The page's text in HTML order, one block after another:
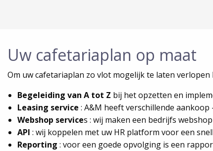
Uw cafetariaplan op maat
Om uw cafetariaplan zo vlot mogelijk te laten
Begeleiding van A tot Z bij het opzetten en
Leasing service : A&M heeft verschillende
Webshop services : wij maken een bedrijfs
API : wij koppelen met uw HR platform voor een
Reporting : voor een goede opvolging is een